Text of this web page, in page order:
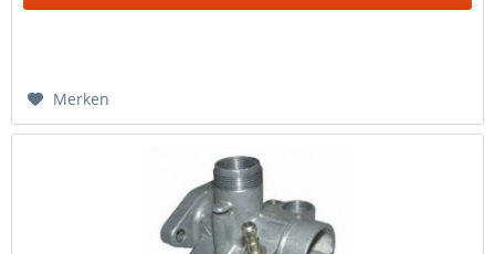
Merken